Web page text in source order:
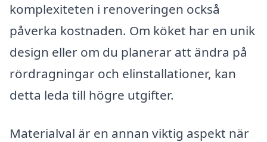
komplexiteten i renoveringen också
påverka kostnaden. Om köket har en unik
design eller om du planerar att ändra på
rördragningar och elinstallationer, kan
detta leda till högre utgifter.
Materialval är en annan viktig aspekt när